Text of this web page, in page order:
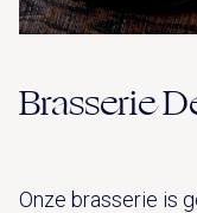
Brasserie
Onze brasserie is